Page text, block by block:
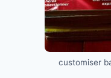
customiser